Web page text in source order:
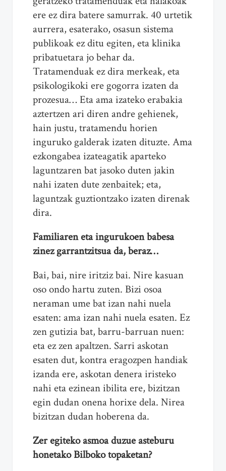
ere ez dira batere samurrak. 40 urtetik
aurrera, esaterako, osasun sistema
publikoak ez ditu egiten, eta klinika
pribatuetara jo behar da.
Tratamenduak ez dira merkeak, eta
psikologikoki ere gogorra izaten da
prozesua… Eta ama izateko erabakia
aztertzen ari diren andre gehienek,
hain justu, tratamendu horien
inguruko galderak izaten dituzte. Ama
ezkongabea izateagatik aparteko
laguntzaren bat jasoko duten jakin
nahi izaten dute zenbaitek; eta,
laguntzak guztiontzako izaten direnak
dira.
Familiaren eta ingurukoen babesa
zinez garrantzitsua da, beraz…
Bai, bai, nire iritziz bai. Nire kasuan
oso ondo hartu zuten. Bizi osoa
neraman ume bat izan nahi nuela
esaten: ama izan nahi nuela esaten. Ez
zen gutizia bat, barru-barruan nuen:
eta ez zen apaltzen. Sarri askotan
esaten dut, kontra eragozpen handiak
izanda ere, askotan denera iristeko
nahi eta ezinean ibilita ere, bizitzan
egin dudan onena horixe dela. Nirea
bizitzan dudan hoberena da.
Zer egiteko asmoa duzue asteburu
honetako Bilboko topaketan?